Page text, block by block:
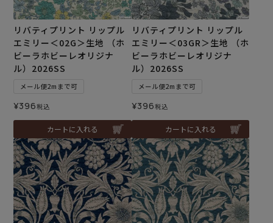
リバティプリント リップル
エミリー＜02G＞生地 （ホ
ビーラホビーレオリジナ
ル）2026SS
メール便2mまで可
¥396税込
カートに入れる
リバティプリント リップル
エミリー＜03GR＞生地 （ホ
ビーラホビーレオリジナ
ル）2026SS
メール便2mまで可
¥396税込
カートに入れる